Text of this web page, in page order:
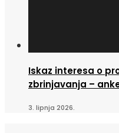
Iskaz interesa o
zbrinjavanja –
3. lipnja 2026.